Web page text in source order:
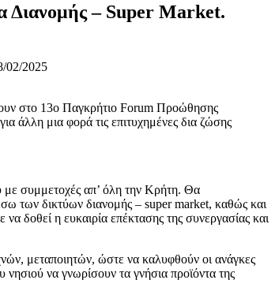
Διανομής – Super Market.
στο 13ο Παγκρήτιο Forum Προώθησης
άλλη μια φορά τις επιτυχημένες δια ζώσης
συμμετοχές απ’ όλη την Κρήτη. Θα
των δικτύων διανομής – super market, καθώς και
δοθεί η ευκαιρία επέκτασης της συνεργασίας και
μεταποιητών, ώστε να καλυφθούν οι ανάγκες
νησιού να γνωρίσουν τα γνήσια προϊόντα της